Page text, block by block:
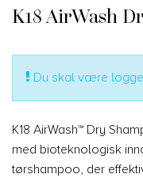
K18 AirWash
Du skal være
K18 AirWash™ Dry
med bioteknologisk
tørshampoo, der